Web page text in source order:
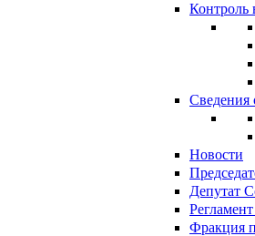
Контроль
Сведения
Новости
Депутат
Фракция